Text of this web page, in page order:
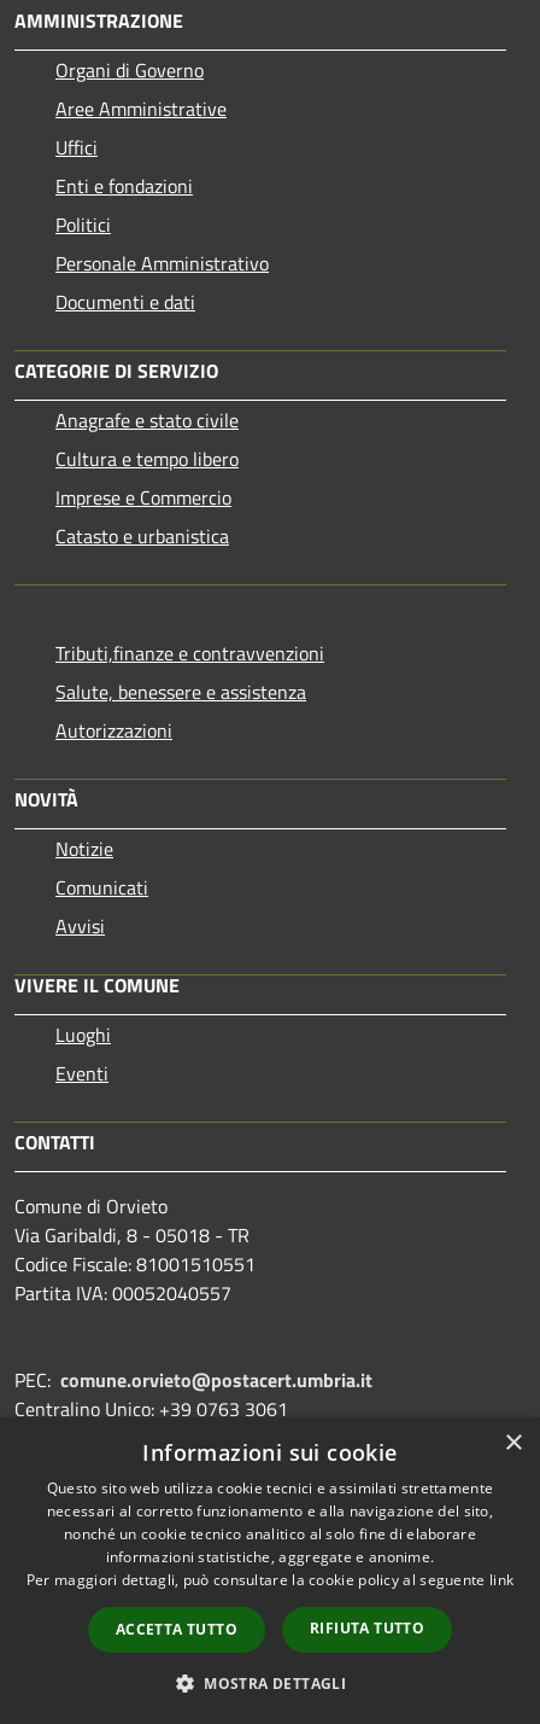
AMMINISTRAZIONE
Organi di Governo
Aree Amministrative
Uffici
Enti e fondazioni
Politici
Personale Amministrativo
Documenti e dati
CATEGORIE DI SERVIZIO
Anagrafe e stato civile
Cultura e tempo libero
Imprese e Commercio
Catasto e urbanistica
Tributi,finanze e contravvenzioni
Salute, benessere e assistenza
Autorizzazioni
NOVITÀ
Notizie
Comunicati
Avvisi
VIVERE IL COMUNE
Luoghi
Eventi
CONTATTI
Comune di Orvieto
Via Garibaldi, 8 - 05018 - TR
Codice Fiscale: 81001510551
Partita IVA: 00052040557
PEC: comune.orvieto@postacert.umbria.it
Centralino Unico: +39 0763 3061
Prenotazione appuntamento
Segnalazione disservizio
Leggi le FAQ
Richiesta assistenza
×
Informazioni sui cookie
Questo sito web utilizza cookie tecnici e assimilati strettamente
necessari al corretto funzionamento e alla navigazione del sito,
nonché un cookie tecnico analitico al solo fine di elaborare
informazioni statistiche, aggregate e anonime.
Per maggiori dettagli, può consultare la cookie policy al seguente link
ACCETTA TUTTO RIFIUTA TUTTO
MOSTRA DETTAGLI